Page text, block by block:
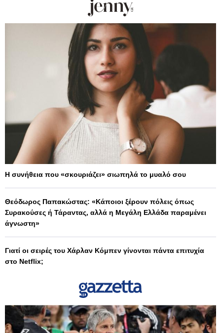
Η συνήθεια που «σκουριάζει» σιωπηλά το μυαλό σου
Θεόδωρος Παπακώστας: «Κάποιοι ξέρουν πόλεις όπως
Συρακούσες ή Τάραντας, αλλά η Μεγάλη Ελλάδα παραμένει
άγνωστη»
Γιατί οι σειρές του Χάρλαν Κόμπεν γίνονται πάντα επιτυχία
στο Netflix;